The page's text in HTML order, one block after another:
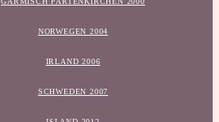
NORWEGEN 2004
IRLAND 2006
SCHWEDEN 2007